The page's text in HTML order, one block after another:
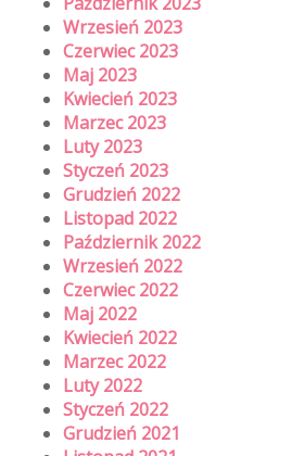
Wrzesień 2023
Czerwiec 2023
Maj 2023
Kwiecień 2023
Marzec 2023
Luty 2023
Styczeń 2023
Grudzień 2022
Listopad 2022
Październik 2022
Wrzesień 2022
Czerwiec 2022
Maj 2022
Kwiecień 2022
Marzec 2022
Luty 2022
Styczeń 2022
Grudzień 2021